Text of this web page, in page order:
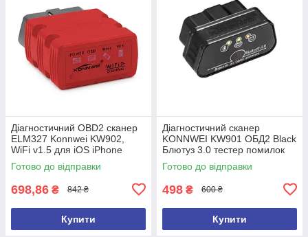
Діагностичний OBD2 сканер
ELM327 Konnwei KW902,
WiFi v1.5 для iOS iPhone
Автосканер автотестер
ELM327
Готово до відправки
698,86 ₴ 842 ₴
Купити
Діагностичний сканер
KONNWEI KW901 ОБД2 Black
Блютуз 3.0 тестер помилок
Torque для Android ELM327
Готово до відправки
498 ₴ 600 ₴
Купити